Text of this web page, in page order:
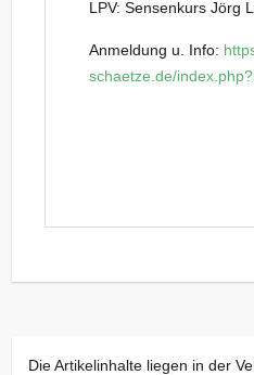
LPV: Sensenkurs Jörg
Anmeldung u. Info:
schaetze.de/
Die Artikelinhalte liegen in der